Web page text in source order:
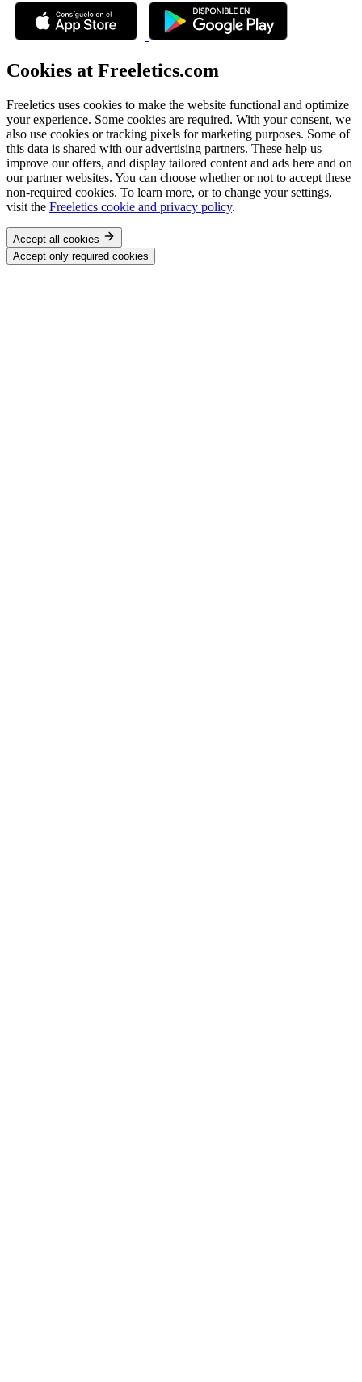
Cookies at Freeletics.com
Freeletics uses cookies to make the website functional and optimize
your experience. Some cookies are required. With your consent, we
also use cookies or tracking pixels for marketing purposes. Some of
this data is shared with our advertising partners. These help us
improve our offers, and display tailored content and ads here and on
our partner websites. You can choose whether or not to accept these
non-required cookies. To learn more, or to change your settings,
visit the Freeletics cookie and privacy policy.
Accept all cookies
Accept only required cookies